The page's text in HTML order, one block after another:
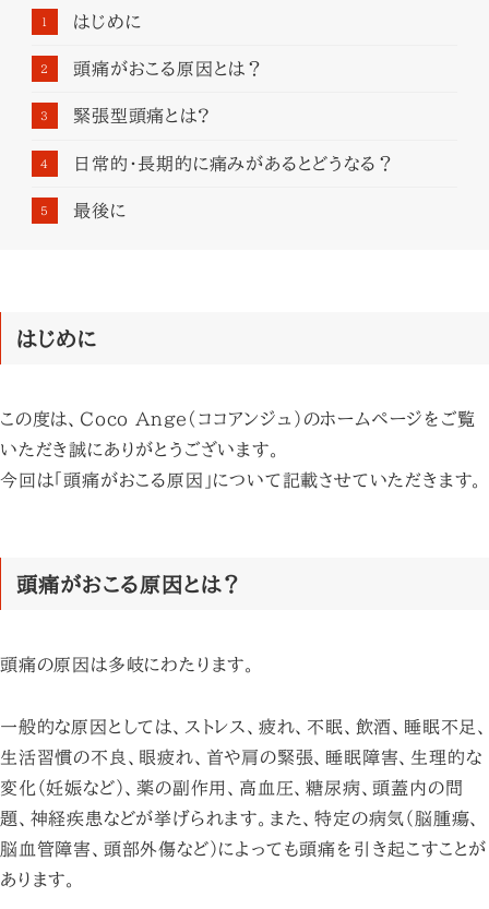
はじめに
頭痛がおこる原因とは？
緊張型頭痛とは?
日常的・長期的に痛みがあるとどうなる？
最後に
はじめに
この度は、Coco Ange(ココアンジュ)のホームページをご覧
いただき誠にありがとうございます。
今回は「頭痛がおこる原因」について記載させていただきます。
頭痛がおこる原因とは？
頭痛の原因は多岐にわたります。
一般的な原因としては、ストレス、疲れ、不眠、飲酒、睡眠不足、
生活習慣の不良、眼疲れ、首や肩の緊張、睡眠障害、生理的な
変化（妊娠など）、薬の副作用、高血圧、糖尿病、頭蓋内の問
題、神経疾患などが挙げられます。また、特定の病気（脳腫瘍、
脳血管障害、頭部外傷など）によっても頭痛を引き起こすことが
あります。